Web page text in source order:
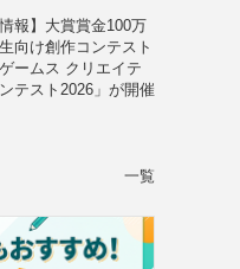
情報】大賞賞金100万
向け創作コンテスト
ゲームス クリエイテ
テスト2026」が開催
一覧